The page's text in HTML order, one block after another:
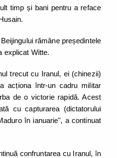
timp și bani pentru a reface
rămâne președintele
explicat Witte.
trecut cu Iranul, ei (chinezii)
acționa într-un cadru militar
de o victorie rapidă. Acest
cu capturarea (dictatorului
în ianuarie", a continuat
confruntarea cu Iranul, în